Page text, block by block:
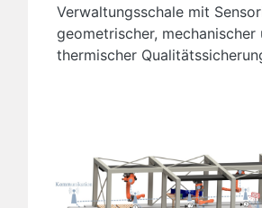
Verwaltungsschale mit
geometrischer, mechanischer
thermischer